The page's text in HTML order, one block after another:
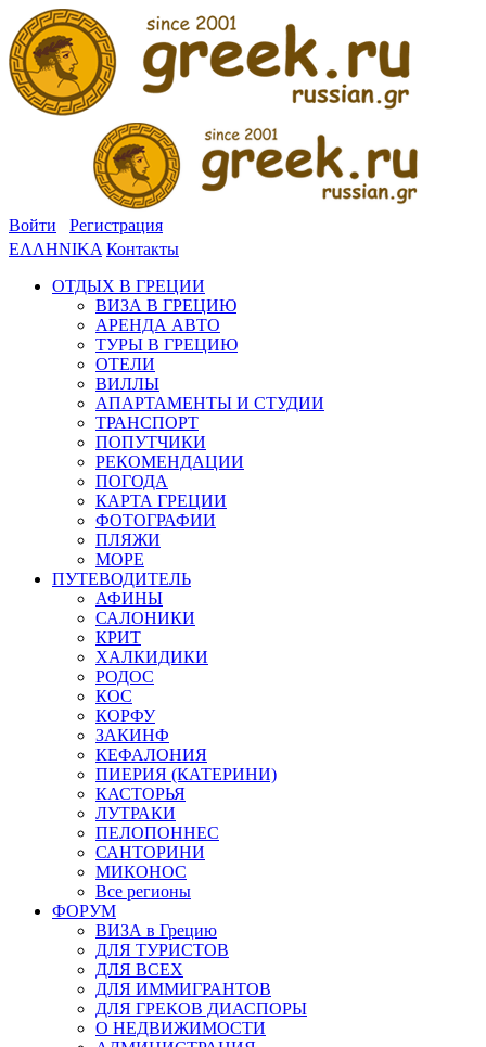
Войти
Регистрация
ΕΛΛΗΝΙΚΑ Контакты
ОТДЫХ В ГРЕЦИИ
ВИЗА В ГРЕЦИЮ
АРЕНДА АВТО
ТУРЫ В ГРЕЦИЮ
ОТЕЛИ
ВИЛЛЫ
АПАРТАМЕНТЫ И СТУДИИ
ТРАНСПОРТ
ПОПУТЧИКИ
РЕКОМЕНДАЦИИ
ПОГОДА
КАРТА ГРЕЦИИ
ФОТОГРАФИИ
ПЛЯЖИ
МОРЕ
ПУТЕВОДИТЕЛЬ
АФИНЫ
САЛОНИКИ
КРИТ
ХАЛКИДИКИ
РОДОС
КОС
КОРФУ
ЗАКИНФ
КЕФАЛОНИЯ
ПИЕРИЯ (КАТЕРИНИ)
КАСТОРЬЯ
ЛУТРАКИ
ПЕЛОПОННЕС
САНТОРИНИ
МИКОНОС
Все регионы
ФОРУМ
ВИЗА в Грецию
ДЛЯ ТУРИСТОВ
ДЛЯ ВСЕХ
ДЛЯ ИММИГРАНТОВ
ДЛЯ ГРЕКОВ ДИАСПОРЫ
О НЕДВИЖИМОСТИ